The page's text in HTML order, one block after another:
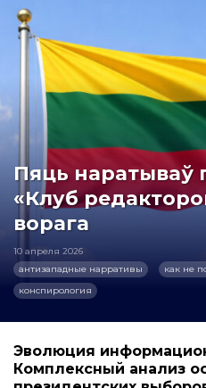
Пяць наратываў
«Клуб
ворага
10 апреля 2026
антизападные нарративы
как не
конспирология
Эволюция
Комплексный анализ